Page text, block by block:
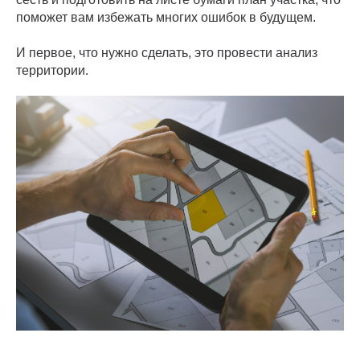
поможет вам избежать многих ошибок в будущем.
И первое, что нужно сделать, это провести анализ
территории.